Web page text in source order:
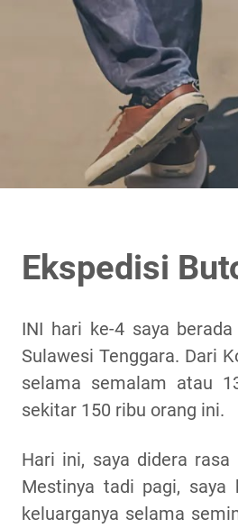
Ekspedisi
INI hari ke-4 saya
Sulawesi Tenggara. Dari
selama semalam atau
sekitar 150 ribu orang ini.
Hari ini, saya didera rasa
Mestinya tadi pagi, saya
keluarganya selama